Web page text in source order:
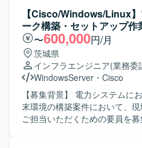
Tomcat、WebLogic、IIS バッ
Pacemaker IaC：Terraform、
だきます。クラウド基盤とし
もございます。
【Cisco/Windows/Linux
ーク構築・セットアップ作
〜600,000円/月
茨城県
インフラエンジニア(業務委
WindowsServer ・ Cisco
【募集背景】 電力システムに
末環境の構築案件において、
ご担当いただくための要員を募集し